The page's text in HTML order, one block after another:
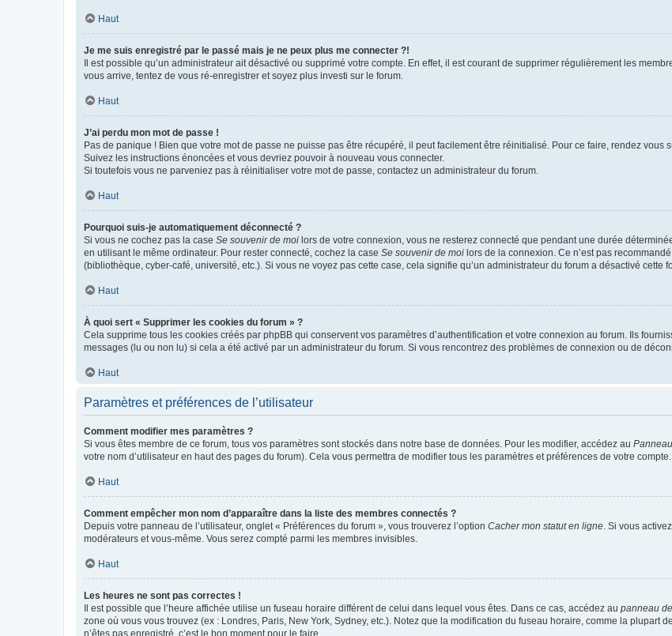
Haut
Je me suis enregistré par le passé mais je ne peux plus me connecter ?!
Il est possible qu’un administrateur ait désactivé ou supprimé votre compte. En effet, il est courant de supprimer régulièrement les
vous arrive, tentez de vous ré-enregistrer et soyez plus investi sur le forum.
Haut
J’ai perdu mon mot de passe !
Pas de panique ! Bien que votre mot de passe ne puisse pas être récupéré, il peut facilement être réinitialisé. Pour ce faire, rendez vous
Suivez les instructions énoncées et vous devriez pouvoir à nouveau vous connecter.
Si toutefois vous ne parveniez pas à réinitialiser votre mot de passe, contactez un administrateur du forum.
Haut
Pourquoi suis-je automatiquement déconnecté ?
Si vous ne cochez pas la case Se souvenir de moi lors de votre connexion, vous ne resterez connecté que pendant une durée
en utilisant le même ordinateur. Pour rester connecté, cochez la case Se souvenir de moi lors de la connexion. Ce n’est pas
(bibliothèque, cyber-café, université, etc.). Si vous ne voyez pas cette case, cela signifie qu’un administrateur du forum a désactivé cette
Haut
À quoi sert « Supprimer les cookies du forum » ?
Cela supprime tous les cookies créés par phpBB qui conservent vos paramètres d’authentification et votre connexion au forum. Ils
messages (lu ou non lu) si cela a été activé par un administrateur du forum. Si vous rencontrez des problèmes de connexion ou de
Haut
Paramètres et préférences de l’utilisateur
Comment modifier mes paramètres ?
Si vous êtes membre de ce forum, tous vos paramètres sont stockés dans notre base de données. Pour les modifier, accédez au
votre nom d’utilisateur en haut des pages du forum). Cela vous permettra de modifier tous les paramètres et préférences de votre compte.
Haut
Comment empêcher mon nom d’apparaître dans la liste des membres connectés ?
Depuis votre panneau de l’utilisateur, onglet « Préférences du forum », vous trouverez l’option Cacher mon statut en ligne . Si vous
modérateurs et vous-même. Vous serez compté parmi les membres invisibles.
Haut
Les heures ne sont pas correctes !
Il est possible que l’heure affichée utilise un fuseau horaire différent de celui dans lequel vous êtes. Dans ce cas, accédez au panneau
zone où vous vous trouvez (ex : Londres, Paris, New York, Sydney, etc.). Notez que la modification du fuseau horaire, comme la plupart
n’êtes pas enregistré, c’est le bon moment pour le faire.